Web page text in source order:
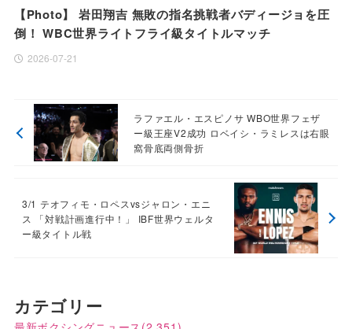
【Photo】 岩田翔吉 無敗の指名挑戦者バディージョを圧
倒！ WBC世界ライトフライ級タイトルマッチ
2026-07-21
ラファエル・エスピノサ WBO世界フェザ
ー級王座V2成功 ロベイシ・ラミレスは右眼
窩骨底両側骨折
3/1 テオフィモ・ロペスvsジャロン・エニ
ス 「対戦計画進行中！」 IBF世界ウェルタ
ー級タイトル戦
カテゴリー